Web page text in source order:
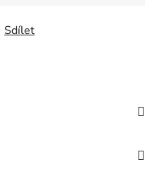
Sdílet